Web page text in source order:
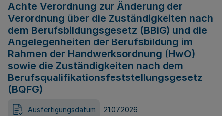
Achte Verordnung zur Änderung der
Verordnung über die Zuständigkeiten nach
dem Berufsbildungsgesetz (BBiG) und die
Angelegenheiten der Berufsbildung im
Rahmen der Handwerksordnung (HwO)
sowie die Zuständigkeiten nach dem
Berufsqualifikationsfeststellungsgesetz
(BQFG)
Ausfertigungsdatum 21.07.2026